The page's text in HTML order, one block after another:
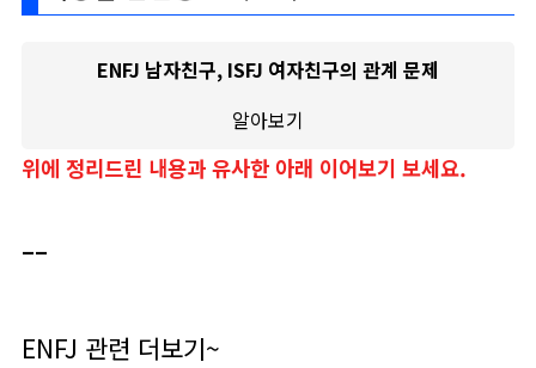
ENFJ 남자친구, ISFJ 여자친구의 관계 문제
알아보기
위에 정리드린 내용과 유사한 아래 이어보기 보세요.
ENFJ 관련 더보기~